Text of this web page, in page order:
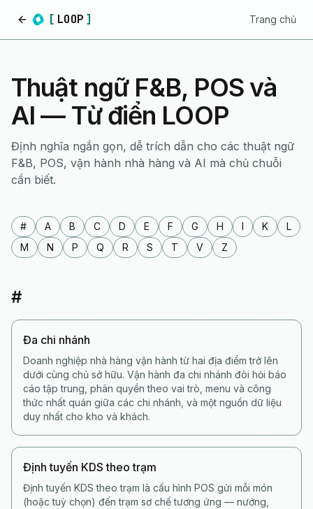
[ LOOP ]
Trang chủ
Trang chủ
Thuật ngữ F&B, POS và
AI — Từ điển LOOP
Định nghĩa ngắn gọn, dễ trích dẫn cho các thuật ngữ
F&B, POS, vận hành nhà hàng và AI mà chủ chuỗi
cần biết.
# A B C D E F G H I K
L
M
N P Q R S T V Z
#
Đa chi nhánh
Doanh nghiệp nhà hàng vận hành từ hai địa điểm trở lên
dưới cùng chủ sở hữu. Vận hành đa chi nhánh đòi hỏi báo
cáo tập trung, phân quyền theo vai trò, menu và công
thức nhất quán giữa các chi nhánh, và một nguồn dữ liệu
duy nhất cho kho và khách.
Định tuyến KDS theo trạm
Định tuyến KDS theo trạm là cấu hình POS gửi mỗi món
(hoặc tuỳ chọn) đến trạm sơ chế tương ứng — nướng,